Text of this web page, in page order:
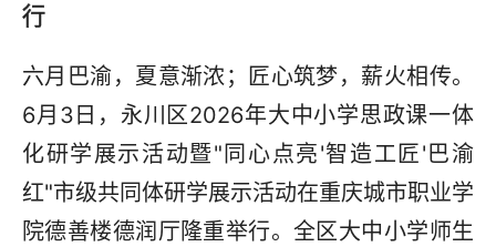
行
六月巴渝，夏意渐浓；匠心筑梦，薪火相传。
6月3日，永川区2026年大中小学思政课一体
化研学展示活动暨"同心点亮'智造工匠'巴渝
红"市级共同体研学展示活动在重庆城市职业学
院德善楼德润厅隆重举行。全区大中小学师生